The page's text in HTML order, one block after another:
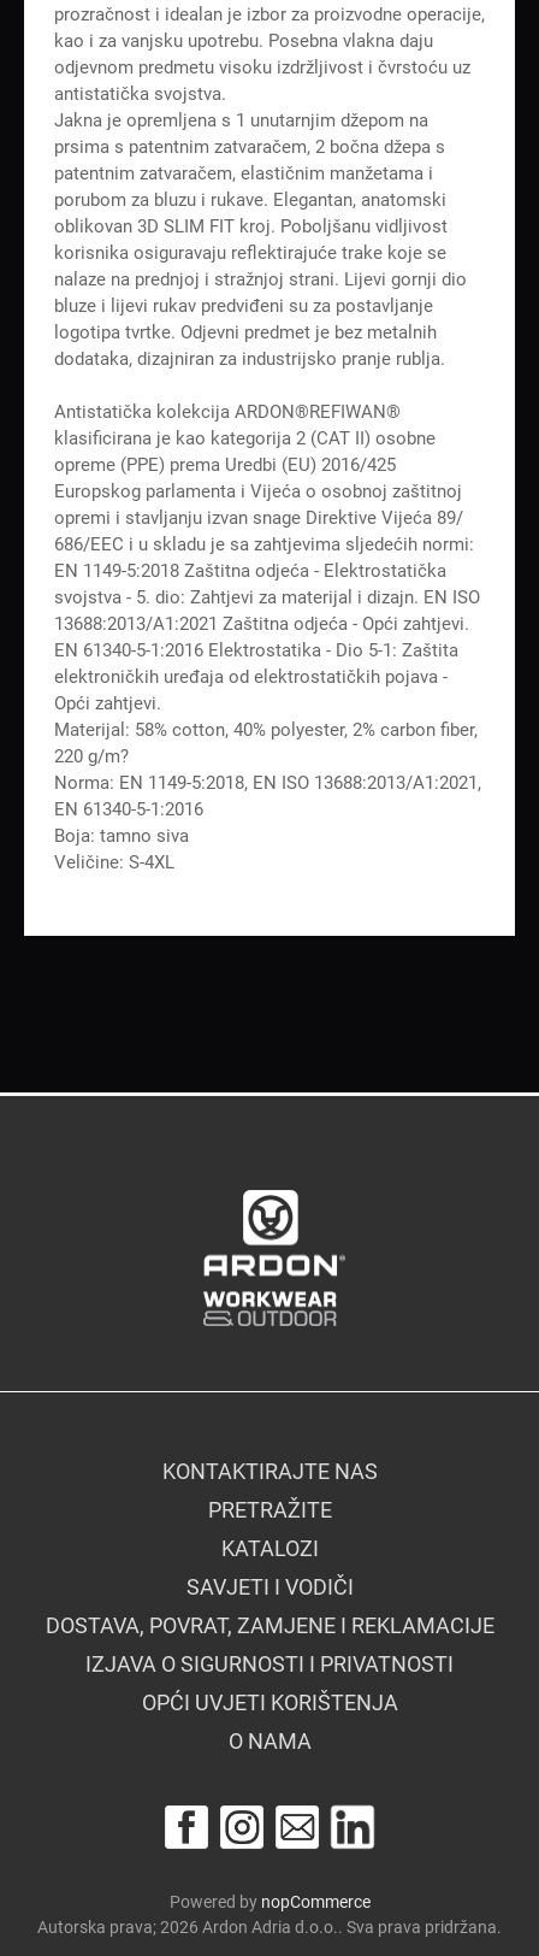
prozračnost i idealan je izbor za proizvodne operacije,
kao i za vanjsku upotrebu. Posebna vlakna daju
odjevnom predmetu visoku izdržljivost i čvrstoću uz
antistatička svojstva.
Jakna je opremljena s 1 unutarnjim džepom na
prsima s patentnim zatvaračem, 2 bočna džepa s
patentnim zatvaračem, elastičnim manžetama i
porubom za bluzu i rukave. Elegantan, anatomski
oblikovan 3D SLIM FIT kroj. Poboljšanu vidljivost
korisnika osiguravaju reflektirajuće trake koje se
nalaze na prednjoj i stražnjoj strani. Lijevi gornji dio
bluze i lijevi rukav predviđeni su za postavljanje
logotipa tvrtke. Odjevni predmet je bez metalnih
dodataka, dizajniran za industrijsko pranje rublja.
Antistatička kolekcija ARDON®REFIWAN®
klasificirana je kao kategorija 2 (CAT II) osobne
opreme (PPE) prema Uredbi (EU) 2016/425
Europskog parlamenta i Vijeća o osobnoj zaštitnoj
opremi i stavljanju izvan snage Direktive Vijeća 89/
686/EEC i u skladu je sa zahtjevima sljedećih normi:
EN 1149-5:2018 Zaštitna odjeća - Elektrostatička
svojstva - 5. dio: Zahtjevi za materijal i dizajn. EN ISO
13688:2013/A1:2021 Zaštitna odjeća - Opći zahtjevi.
EN 61340-5-1:2016 Elektrostatika - Dio 5-1: Zaštita
elektroničkih uređaja od elektrostatičkih pojava -
Opći zahtjevi.
Materijal: 58% cotton, 40% polyester, 2% carbon fiber,
220 g/m?
Norma: EN 1149-5:2018, EN ISO 13688:2013/A1:2021,
EN 61340-5-1:2016
Boja: tamno siva
Veličine: S-4XL
KONTAKTIRAJTE NAS
PRETRAŽITE
KATALOZI
SAVJETI I VODIČI
DOSTAVA, POVRAT, ZAMJENE I REKLAMACIJE
IZJAVA O SIGURNOSTI I PRIVATNOSTI
OPĆI UVJETI KORIŠTENJA
O NAMA
Powered by nopCommerce
Autorska prava; 2026 Ardon Adria d.o.o.. Sva prava pridržana.